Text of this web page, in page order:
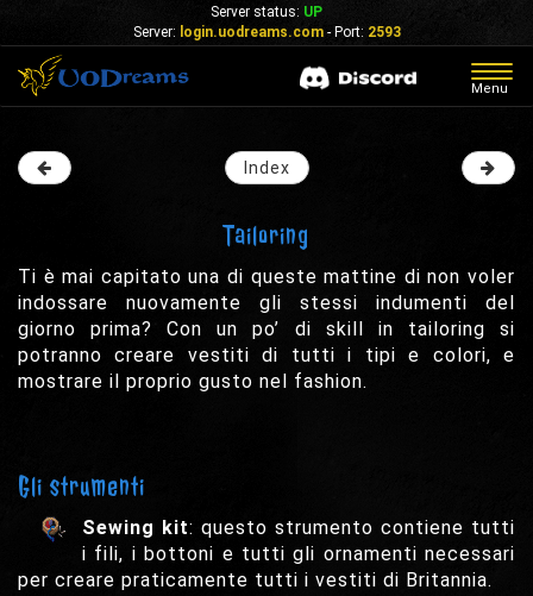
Server status: UP
Server: login.uodreams.com- Port: 2593
Menu
Index
Tailoring
Ti è mai capitato una di queste mattine di non voler
indossare nuovamente gli stessi indumenti del
giorno prima? Con un po’ di skill in tailoring si
potranno creare vestiti di tutti i tipi e colori, e
mostrare il proprio gusto nel fashion.
Gli strumenti
Sewing kit: questo strumento contiene tutti
i fili, i bottoni e tutti gli ornamenti necessari
per creare praticamente tutti i vestiti di Britannia.